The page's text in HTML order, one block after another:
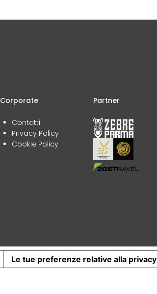
Corporate
Contatti
Privacy Policy
Cookie Policy
Partner
Le tue preferenze relative alla privacy